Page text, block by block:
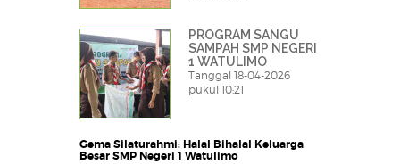
PROGRAM SANGU
SAMPAH SMP NEGERI
1 WATULIMO
Tanggal 18-04-2026
pukul 10:21
Gema Silaturahmi: Halal Bihalal Keluarga
Besar SMP Negeri 1 Watulimo